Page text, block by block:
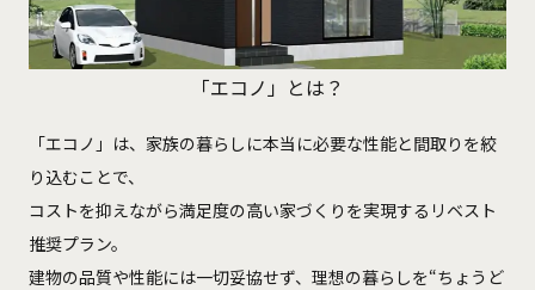
「エコノ」とは？
「エコノ」は、家族の暮らしに本当に必要な性能と間取りを絞
り込むことで、
コストを抑えながら満足度の高い家づくりを実現するリベスト
推奨プラン。
建物の品質や性能には一切妥協せず、理想の暮らしを“ちょうど